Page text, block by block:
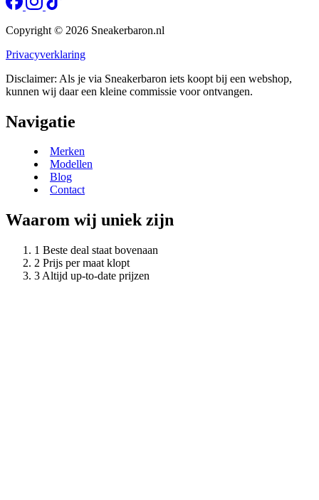
Copyright © 2026 Sneakerbaron.nl
Privacyverklaring
Disclaimer: Als je via Sneakerbaron iets koopt bij een webshop,
kunnen wij daar een kleine commissie voor ontvangen.
Navigatie
Merken
Modellen
Blog
Contact
Waarom wij uniek zijn
Beste deal staat bovenaan
Prijs per maat klopt
Altijd up-to-date prijzen